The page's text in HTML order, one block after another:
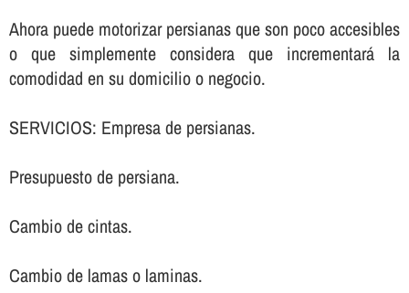
Ahora puede motorizar persianas que son poco accesibles
o que simplemente considera que incrementará la
comodidad en su domicilio o negocio.
SERVICIOS: Empresa de persianas.
Presupuesto de persiana.
Cambio de cintas.
Cambio de lamas o laminas.